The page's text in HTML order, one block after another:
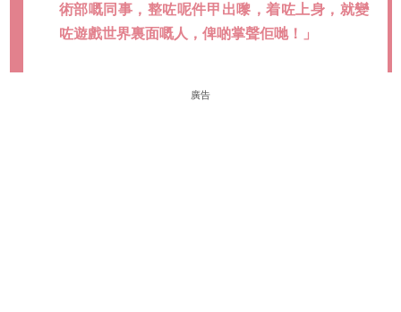
術部嘅同事，整咗呢件甲出嚟，着咗上身，就變
咗遊戲世界裏面嘅人，俾啲掌聲佢哋！」
廣告